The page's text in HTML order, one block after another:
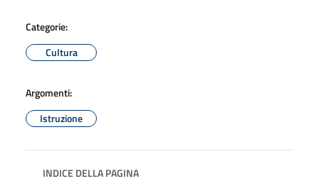
Categorie:
Cultura
Argomenti:
Istruzione
INDICE DELLA PAGINA